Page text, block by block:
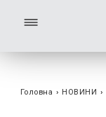
Головна › НОВИНИ ›